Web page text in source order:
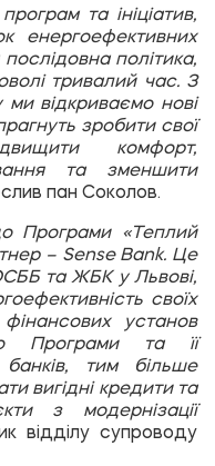
та ініціатив,
енергоефективних
політика,
тривалий час. З
відкриваємо нові
зробити свої
комфорт,
та зменшити
пан Соколов.
Програми «Теплий
– Sense Bank. Це
та ЖБК у Львові,
своїх
установ
Програми та її
тим більше
вигідні кредити та
з модернізації
відділу супроводу